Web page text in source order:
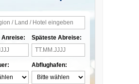
Anreise: Späteste Abreise:
Abflughafen: